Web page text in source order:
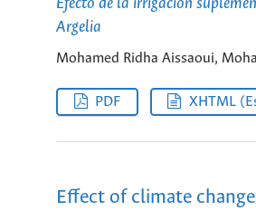
Efecto de la irrigación
Argelia
Mohamed Ridha Aissaoui,
PDF XHTML
Effect of climate